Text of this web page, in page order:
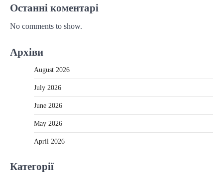
Останні коментарі
No comments to show.
Архіви
August 2026
July 2026
June 2026
May 2026
April 2026
Категорії